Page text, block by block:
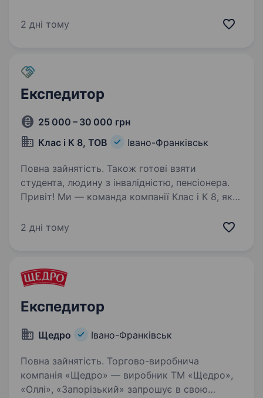
цінуємо професійну красу та майстерність.
2 дні тому
Експедитор
25 000 – 30 000 грн
Клас і К 8, ТОВ
Івано-Франківськ
Повна зайнятість. Також готові взяти
студента, людину з інвалідністю, пенсіонера.
Привіт! Ми — команда компанії Клас і К 8, яка
продажем бакалійної продукції в Івано-
у забезпеченні…
2 дні тому
Експедитор
Щедро Івано-Франківськ
Повна зайнятість. Торгово-виробнича
компанія «Щедро» — виробник ТМ «Щедро»,
«Оллі», «Запорізький» запрошує в свою